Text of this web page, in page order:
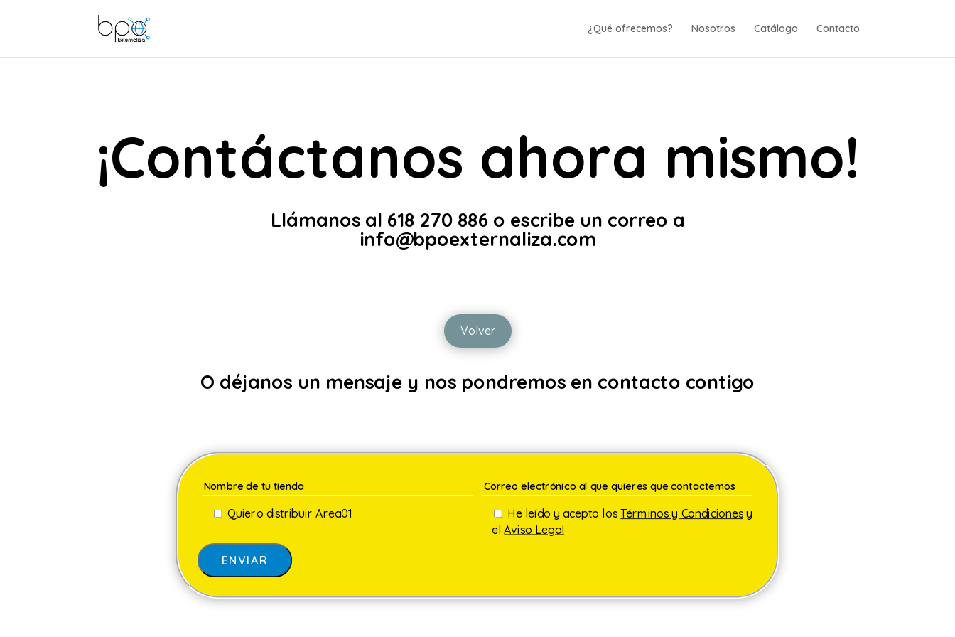
¿Qué ofrecemos? Nosotros Catálogo Contacto
¡Contáctanos ahora mismo!
Llámanos al 618 270 886 o escribe un correo a
info@bpoexternaliza.com
Volver
O déjanos un mensaje y nos pondremos en contacto contigo
Quiero distribuir Area01 He leído y acepto losTérminos y Condicionesy
elAviso Legal